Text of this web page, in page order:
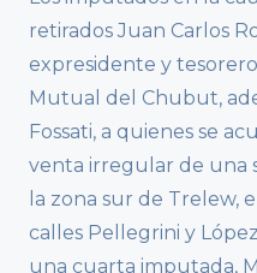
retirados Juan Carlos
expresidente y
Mutual del Chubut,
Fossati, a quienes se
venta irregular de una
la zona sur de Trelew,
calles Pellegrini y
una cuarta imputada,